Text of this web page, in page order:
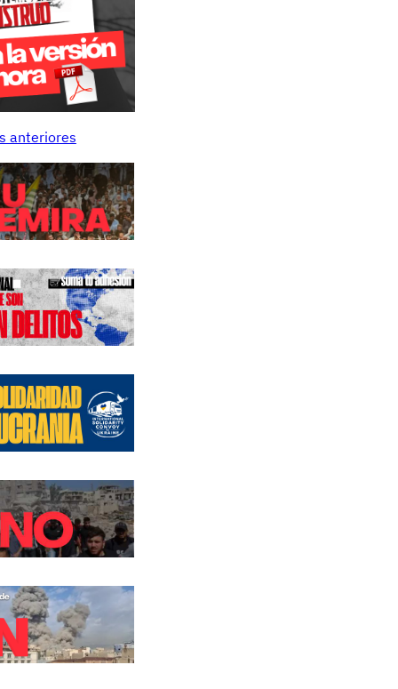
anteriores